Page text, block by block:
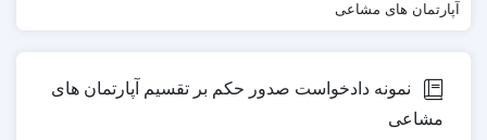
آپارتمان های مشاعی
نمونه دادخواست صدور حکم بر تقسیم آپارتمان های
مشاعی